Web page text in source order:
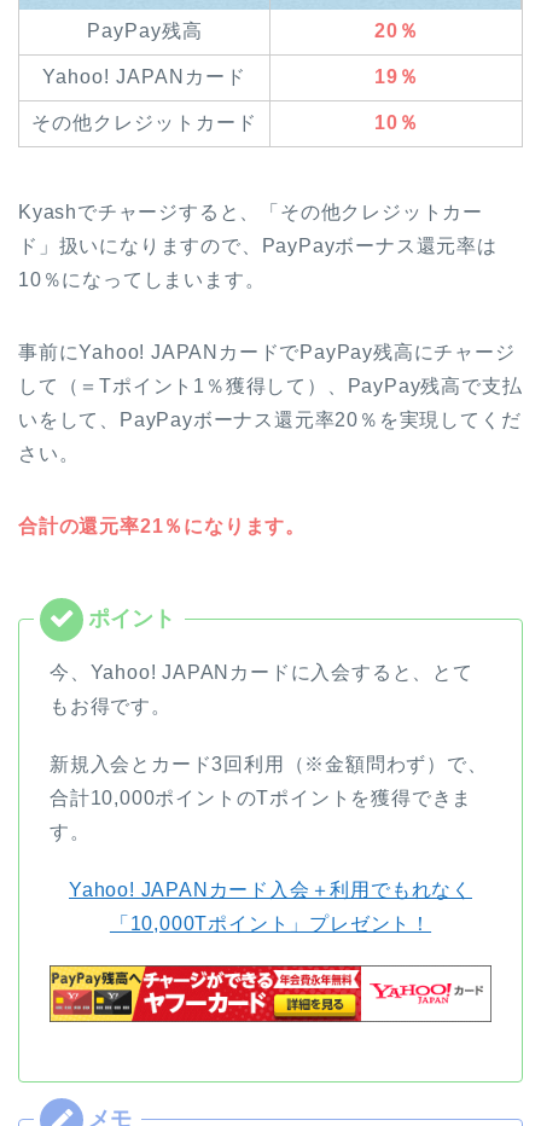
PayPay残高 20％
Yahoo! JAPANカード 19％
その他クレジットカード 10％
Kyashでチャージすると、「その他クレジットカー
ド」扱いになりますので、PayPayボーナス還元率は
10％になってしまいます。
事前にYahoo! JAPANカードでPayPay残高にチャージ
して（＝Tポイント1％獲得して）、PayPay残高で支払
いをして、PayPayボーナス還元率20％を実現してくだ
さい。
合計の還元率21％になります。
今、Yahoo! JAPANカードに入会すると、とて
もお得です。
新規入会とカード3回利用（※金額問わず）で、
合計10,000ポイントのTポイントを獲得できま
す。
Yahoo! JAPANカード入会＋利用でもれなく
「10,000Tポイント」プレゼント！